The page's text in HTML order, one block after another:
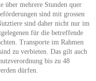
über mehrere Stunden quer
sind mit grossen
sind daher nicht nur im
für die betreffende
Transporte im Rahmen
zu verbieten. Das gilt auch
bis zu 48
dürfen.